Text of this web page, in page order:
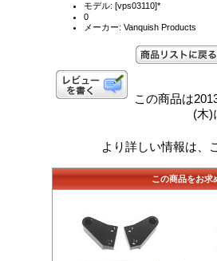
モデル: [vps03110]*
0
メーカー: Vanquish Products
この商品は
(木)
より詳しい情報は、
この商品をお求